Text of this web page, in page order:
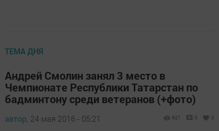
ТЕМА ДНЯ
Андрей Смолин занял 3 место в
Чемпионате Республики Татарстан по
бадминтону среди ветеранов (+фото)
автор, 24 мая 2016 - 05:21 921 0 0